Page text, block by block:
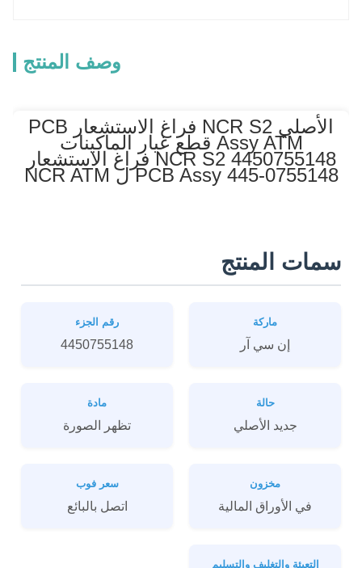
وصف المنتج
الأصلي NCR S2 فراغ الاستشعار PCB
Assy ATM قطع غيار الماكينات
4450755148 NCR S2 فراغ الاستشعار
PCB Assy 445-0755148 ل NCR ATM
سمات المنتج
ماركة
إن سي آر
رقم الجزء
4450755148
حالة
جديد الأصلي
مادة
تظهر الصورة
مخزون
في الأوراق المالية
سعر فوب
اتصل بالبائع
التعبئة والتغليف والتسليم